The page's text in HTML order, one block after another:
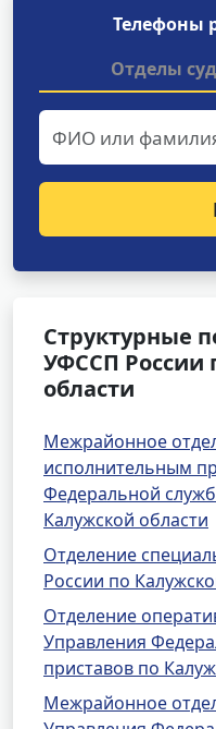
Телефоны
Отделы
Структурные
УФССП России
области
Межрайонное
исполнительным
Федеральной
Калужской области
Отделение
России по
Отделение
Управления
приставов по
Межрайонное